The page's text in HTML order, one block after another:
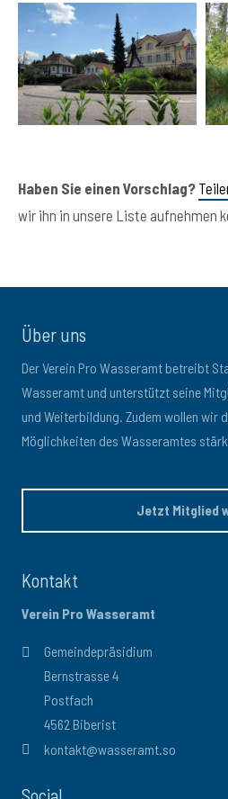
Haben Sie einen Vorschlag?
wir ihn in unsere Liste aufnehmen
Über uns
Der Verein Pro Wasseramt betreibt
Wasseramt und unterstützt seine
und Weiterbildung. Zudem wollen wir
Möglichkeiten des Wasseramtes
Jetzt Mitglied
Kontakt
Verein Pro Wasseramt
Gemeindepräsidium
Bernstrasse 4
Postfach
4562 Biberist
kontakt@wasseramt.so